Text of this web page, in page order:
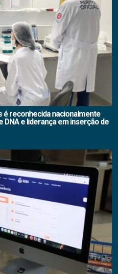
é reconhecida nacionalmente
DNA e liderança em inserção de